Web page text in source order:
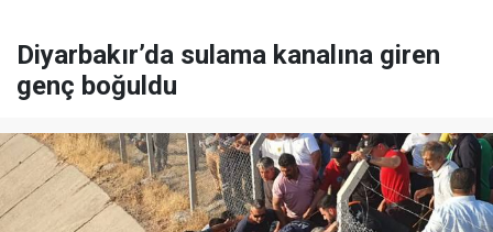
Diyarbakır’da sulama kanalına giren
genç boğuldu